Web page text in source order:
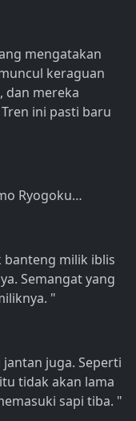
mengatakan
keraguan
dan mereka
ini pasti baru
Ryogoku…
banteng milik iblis
Semangat yang
"
jantan juga. Seperti
tidak akan lama
sapi tiba. "